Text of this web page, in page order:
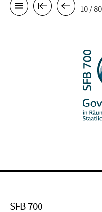
10 / 80
SFB 700